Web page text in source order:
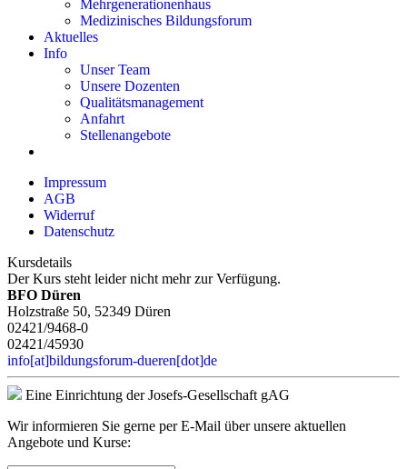
Mehrgenerationenhaus
Medizinisches Bildungsforum
Aktuelles
Info
Unser Team
Unsere Dozenten
Qualitätsmanagement
Anfahrt
Stellenangebote
Impressum
AGB
Widerruf
Datenschutz
Kursdetails
Der Kurs steht leider nicht mehr zur Verfügung.
BFO Düren
Holzstraße 50, 52349 Düren
02421/9468-0
02421/45930
info[at]bildungsforum-dueren[dot]de
Eine Einrichtung der Josefs-Gesellschaft gAG
Wir informieren Sie gerne per E-Mail über unsere aktuellen
Angebote und Kurse: